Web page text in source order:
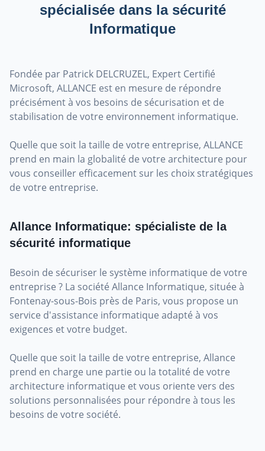
spécialisée dans la sécurité
Informatique
Fondée par Patrick DELCRUZEL, Expert Certifié
Microsoft, ALLANCE est en mesure de répondre
précisément à vos besoins de sécurisation et de
stabilisation de votre environnement informatique.
Quelle que soit la taille de votre entreprise, ALLANCE
prend en main la globalité de votre architecture pour
vous conseiller efficacement sur les choix stratégiques
de votre entreprise.
Allance Informatique: spécialiste de la
sécurité informatique
Besoin de sécuriser le système informatique de votre
entreprise ? La société Allance Informatique, située à
Fontenay-sous-Bois près de Paris, vous propose un
service d'assistance informatique adapté à vos
exigences et votre budget.
Quelle que soit la taille de votre entreprise, Allance
prend en charge une partie ou la totalité de votre
architecture informatique et vous oriente vers des
solutions personnalisées pour répondre à tous les
besoins de votre société.